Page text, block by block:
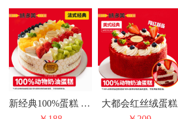
新经典100%蛋糕 New Classic 100% cake
大都会红丝绒蛋糕